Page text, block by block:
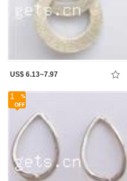
US$ 6.13~7.97
1